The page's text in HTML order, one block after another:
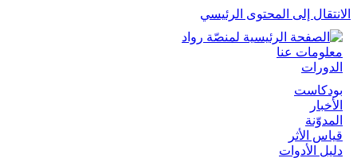
الانتقال إلى المحتوى الرئيسي
معلومات عنا
الدورات
بودكاست
الأخبار
المدوّنة
قياس الأثر
دليل الأدوات